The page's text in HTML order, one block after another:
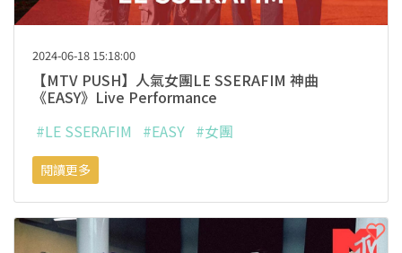
2024-06-18 15:18:00
【MTV PUSH】人氣女團LE SSERAFIM 神曲
《EASY》Live Performance
#LE SSERAFIM
#EASY #女團
閱讀更多